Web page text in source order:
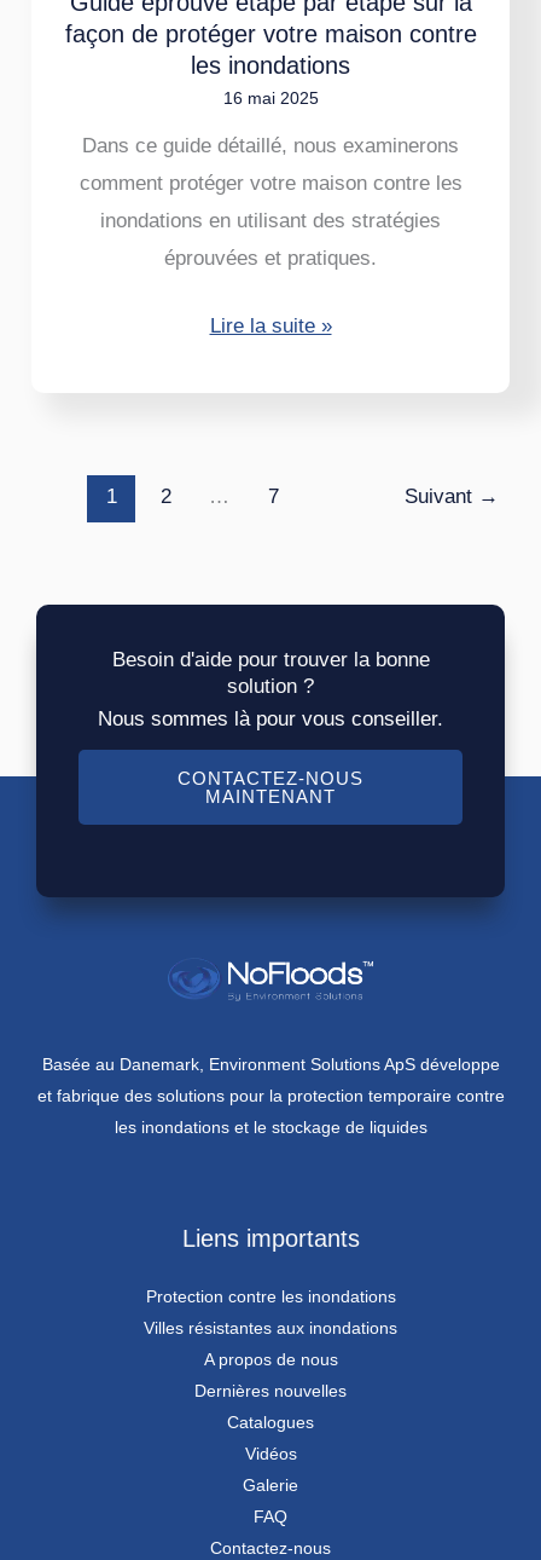
façon de protéger votre maison contre
les inondations
16 mai 2025
Dans ce guide détaillé, nous examinerons
comment protéger votre maison contre les
inondations en utilisant des stratégies
éprouvées et pratiques.
protéger
votre
contre
les
inondations
Lire la suite »
1 2 … 7 Suivant →
Besoin d'aide pour trouver la bonne
solution ?
Nous sommes là pour vous conseiller.
CONTACTEZ-NOUS
MAINTENANT
Basée au Danemark, Environment Solutions ApS développe
et fabrique des solutions pour la protection temporaire contre
les inondations et le stockage de liquides
Liens importants
Protection contre les inondations
Villes résistantes aux inondations
A propos de nous
Dernières nouvelles
Catalogues
Vidéos
Galerie
FAQ
Contactez-nous